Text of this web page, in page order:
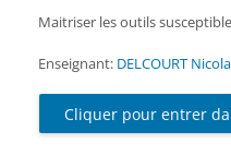
Maitriser les outils
Enseignant: DELCOURT
Cliquer pour entrer